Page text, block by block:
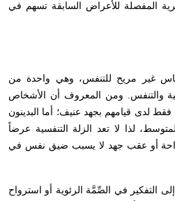
المفصلة للأعراض السابقة تسهم في
غير مريح للتنفس، وهي واحدة من
والتنفس. ومن المعروف أن الأشخاص
فقط لدى قيامهم بجهد عنيف؛ أما البدينون
لذا لا تعد الزلة التنفسية عرضاً
أو عقب جهد لا يسبب ضيق نفس في
إلى التفكير في الصِّمَّة الرئوية أو استرواح